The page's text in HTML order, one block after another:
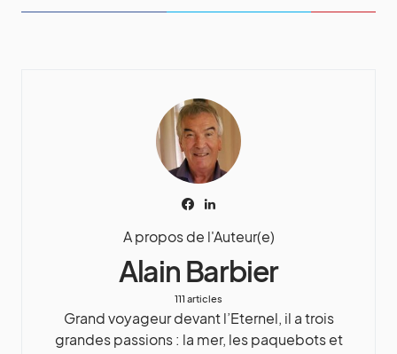
A propos de l'Auteur(e)
Alain Barbier
111 articles
Grand voyageur devant l’Eternel, il a trois
grandes passions : la mer, les paquebots et